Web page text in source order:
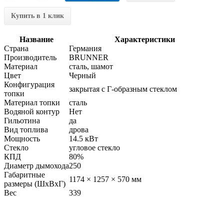
Купить в 1 клик
Название
Характеристики
Страна
Германия
Производитель
BRUNNER
Материал
сталь, шамот
Цвет
Черный
Конфигурация
топки
закрытая с Г-образным стеклом
Материал топки
сталь
Водяной контур
Нет
Гильотина
да
Вид топлива
дрова
Мощность
14.5 кВт
Стекло
угловое стекло
КПД
80%
Диаметр дымохода250
Габаритные
размеры (ШхВхГ)
1174 × 1257 × 570 мм
Вес
339